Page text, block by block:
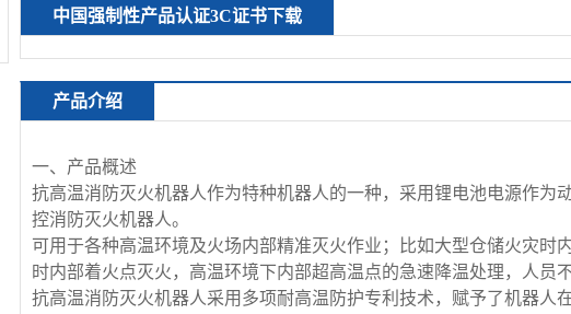
中国强制性产品认证3C证书下载
产品介绍
一、产品概述
抗高温消防灭火机器人作为特种机器人的一种，采用锂电池电源作为
控消防灭火机器人。
可用于各种高温环境及火场内部精准灭火作业；比如大型仓储火灾时
时内部着火点灭火，高温环境下内部超高温点的急速降温处理，人员
抗高温消防灭火机器人采用多项耐高温防护专利技术，赋予了机器人